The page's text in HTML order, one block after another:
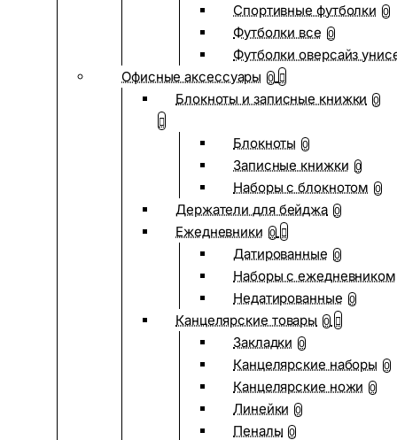
Спортивные футболки 0
Футболки все 0
Футболки оверсайз
Офисные аксессуары 0
Блокноты и записные книжки 0
Блокноты 0
Записные книжки 0
Наборы с блокнотом 0
Держатели для бейджа 0
Ежедневники 0
Датированные 0
Наборы с ежедневником
Недатированные 0
Канцелярские товары 0
Закладки 0
Канцелярские наборы 0
Канцелярские ножи 0
Линейки 0
Пеналы 0